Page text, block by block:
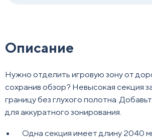
Описание
Нужно отделить игровую зону от
сохранив обзор? Невысокая секция
границу без глухого полотна.
для аккуратного зонирования.
Одна секция имеет длину 2040